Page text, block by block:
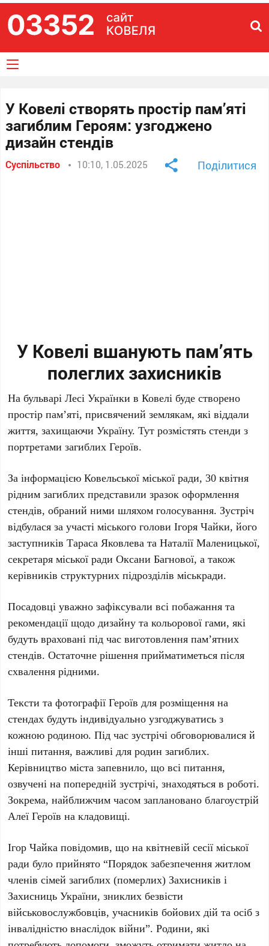
У Ковелі створять простір пам’яті
загиблим Героям: узгоджено
дизайн стендів
Суспільство 10:10, 1.05.2025 Поділитися
У Ковелі вшанують пам’ять
полеглих захисників
На бульварі Лесі Українки в Ковелі буде створено
простір пам’яті, присвячений землякам, які віддали
життя, захищаючи Україну. Тут розмістять стенди з
портретами загиблих Героїв.
За інформацією Ковельської міської ради, 30 квітня
рідним загиблих представили зразок оформлення
стендів, обраний ними шляхом голосування. Зустріч
відбулася за участі міського голови Ігоря Чайки, його
заступників Тараса Яковлева та Наталії Маленицької,
секретаря міської ради Оксани Багнової, а також
керівників структурних підрозділів міськради.
Посадовці уважно зафіксували всі побажання та
рекомендації щодо дизайну та кольорової гами, які
будуть враховані під час виготовлення пам’ятних
стендів. Остаточне рішення прийматиметься після
схвалення рідними.
Тексти та фотографії Героїв для розміщення на
стендах будуть індивідуально узгоджуватись з
кожною родиною. Під час зустрічі обговорювалися й
інші питання, важливі для родин загиблих.
Керівництво міста запевнило, що всі питання,
озвучені на попередній зустрічі, знаходяться в роботі.
Зокрема, найближчим часом заплановано благоустрій
Алеї Героїв на кладовищі.
Ігор Чайка повідомив, що на квітневій сесії міської
ради було прийнято “Порядок забезпечення житлом
членів сімей загиблих (померлих) Захисників і
Захисниць України, зниклих безвісти
військовослужбовців, учасників бойових дій та осіб з
інвалідністю внаслідок війни”. Родини, які